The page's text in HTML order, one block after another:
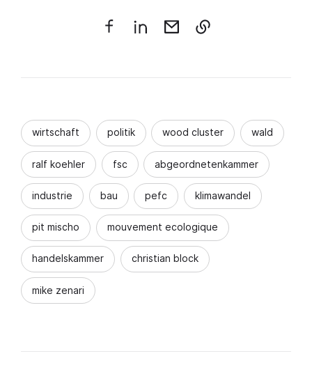
wirtschaft politik wood cluster wald
ralf koehler fsc abgeordnetenkammer
industrie bau pefc klimawandel
pit mischo mouvement ecologique
handelskammer christian block
mike zenari